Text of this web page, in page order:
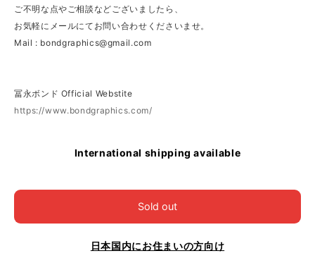
ご不明な点やご相談などございましたら、
お気軽にメールにてお問い合わせくださいませ。
Mail : bondgraphics@gmail.com
冨永ボンド Official Webstite
https://www.bondgraphics.com/
International shipping available
Sold out
日本国内にお住まいの方向け